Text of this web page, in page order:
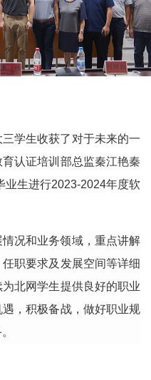
学生收获了对于未来的一
认证培训部总监秦江艳秦
业生进行2023-2024年度软
况和业务领域，重点讲解
职要求及发展空间等详细
为北网学生提供良好的职业
，积极备战，做好职业规